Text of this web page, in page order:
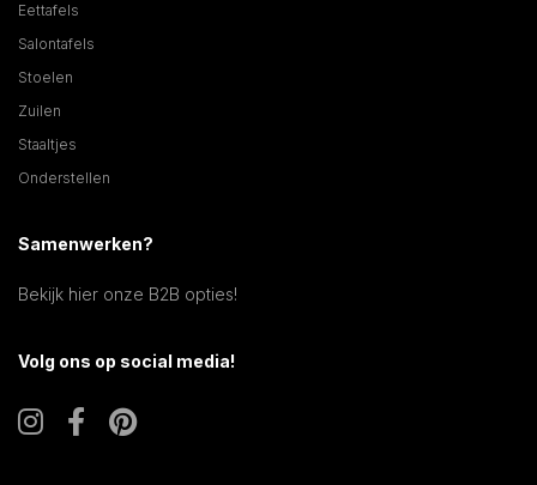
Eettafels
Salontafels
Stoelen
Zuilen
Staaltjes
Onderstellen
Samenwerken?
Bekijk hier onze B2B opties!
Volg ons op social media!